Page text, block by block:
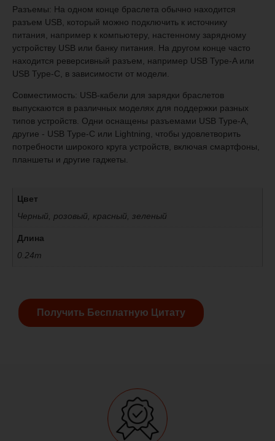
Разъемы: На одном конце браслета обычно находится
разъем USB, который можно подключить к источнику
питания, например к компьютеру, настенному зарядному
устройству USB или банку питания. На другом конце часто
находится реверсивный разъем, например USB Type-A или
USB Type-C, в зависимости от модели.
Совместимость: USB-кабели для зарядки браслетов
выпускаются в различных моделях для поддержки разных
типов устройств. Одни оснащены разъемами USB Type-A,
другие - USB Type-C или Lightning, чтобы удовлетворить
потребности широкого круга устройств, включая смартфоны,
планшеты и другие гаджеты.
Цвет
Черный, розовый, красный, зеленый
Длина
0.24m
Получить Бесплатную Цитату